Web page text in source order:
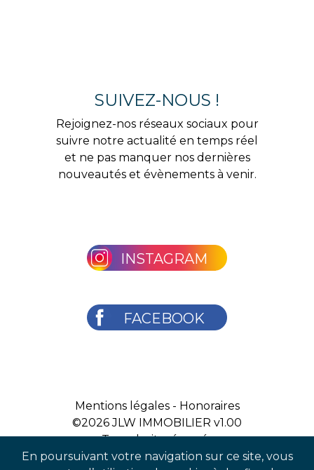
En poursuivant votre navigation sur ce site, vous
SUIVEZ-NOUS !
Rejoignez-nos réseaux sociaux pour
suivre notre actualité en temps réel
et ne pas manquer nos dernières
nouveautés et évènements à venir.
INSTAGRAM
FACEBOOK
Mentions légales- Honoraires
©2026JLW IMMOBILIER v1.00
Tous droits réservés